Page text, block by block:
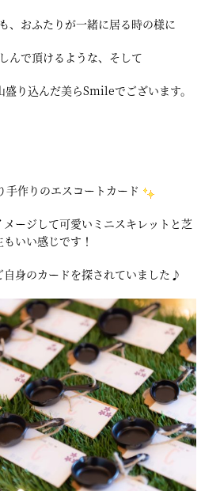
、おふたりが一緒に居る時の様に
んで頂けるような、そして
り込んだ美らSmileでございます。
手作りのエスコートカード
ージして可愛いミニスキレットと芝
もいい感じです！
身のカードを探されていました♪